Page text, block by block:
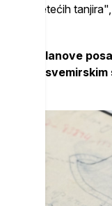
"letećih
videli članove
nalik